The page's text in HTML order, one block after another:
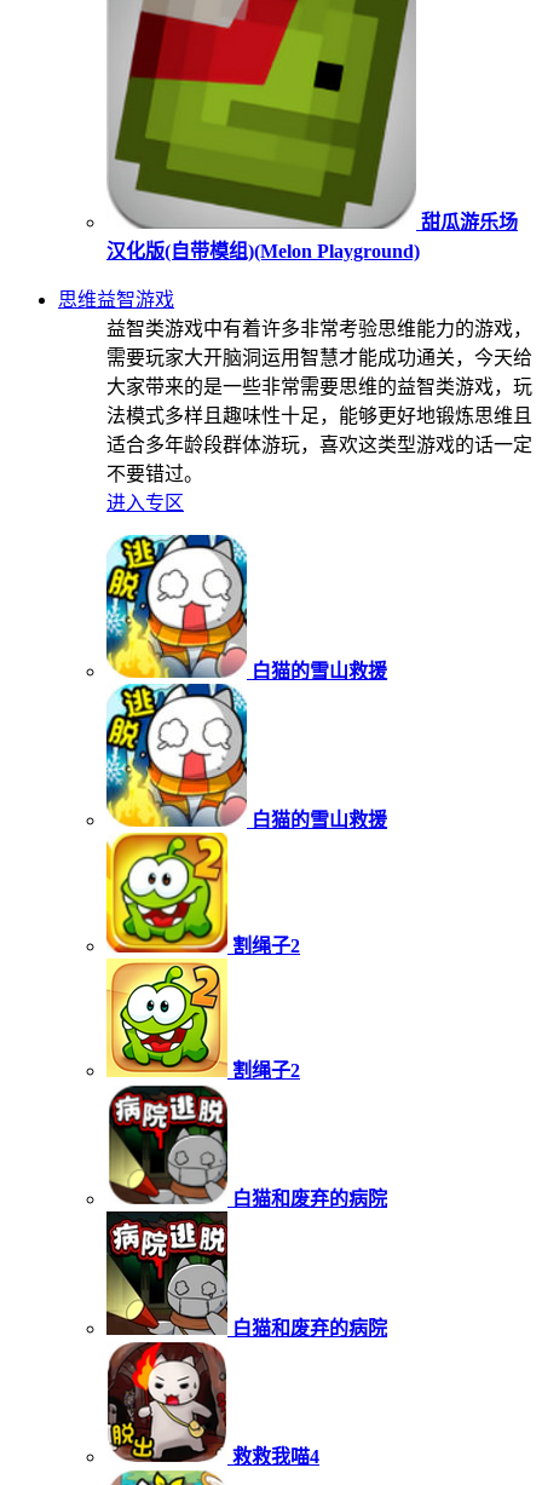
甜瓜游乐场
汉化版(自带模组)(Melon Playground)
思维益智游戏
益智类游戏中有着许多非常考验思维能力的游戏，
需要玩家大开脑洞运用智慧才能成功通关，今天给
大家带来的是一些非常需要思维的益智类游戏，玩
法模式多样且趣味性十足，能够更好地锻炼思维且
适合多年龄段群体游玩，喜欢这类型游戏的话一定
不要错过。
进入专区
白猫的雪山救援
白猫的雪山救援
割绳子2
割绳子2
白猫和废弃的病院
白猫和废弃的病院
救救我喵4